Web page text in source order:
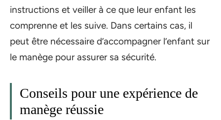
instructions et veiller à ce que leur enfant les
comprenne et les suive. Dans certains cas, il
peut être nécessaire d’accompagner l’enfant sur
le manège pour assurer sa sécurité.
Conseils pour une expérience de
manège réussie